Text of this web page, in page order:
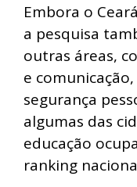
Embora o
a pesquisa
outras áreas,
e
segurança
algumas das
educação
ranking